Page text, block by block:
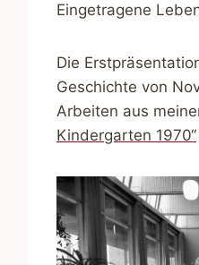
Eingetragene
Die
Geschichte von
Arbeiten aus
Kindergarten 1970“